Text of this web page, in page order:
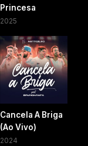
Princesa
2025
Cancela A Briga
(Ao Vivo)
2024